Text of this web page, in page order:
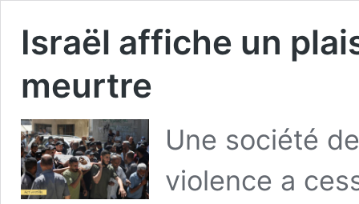
Israël affiche un
meurtre
Une société
violence a